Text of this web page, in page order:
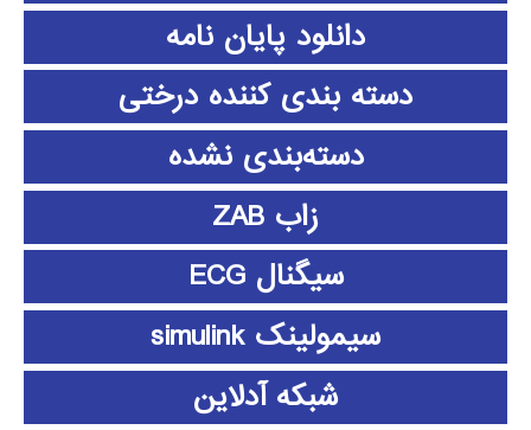
دانلود پايان نامه
دسته بندی کننده درختی
دسته‌بندی نشده
زاب ZAB
سیگنال ECG
سیمولینک simulink
شبکه آدلاین